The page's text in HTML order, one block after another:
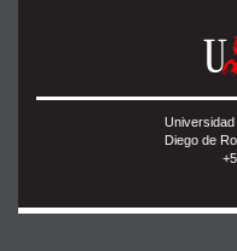
Diego de